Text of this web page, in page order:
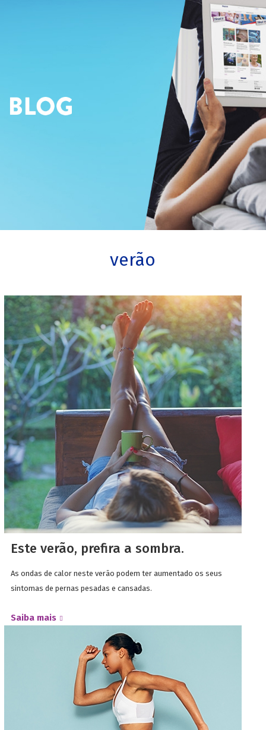
verão
Este verão, prefira a sombra.
As ondas de calor neste verão podem ter aumentado os seus
sintomas de pernas pesadas e cansadas.
Saiba mais